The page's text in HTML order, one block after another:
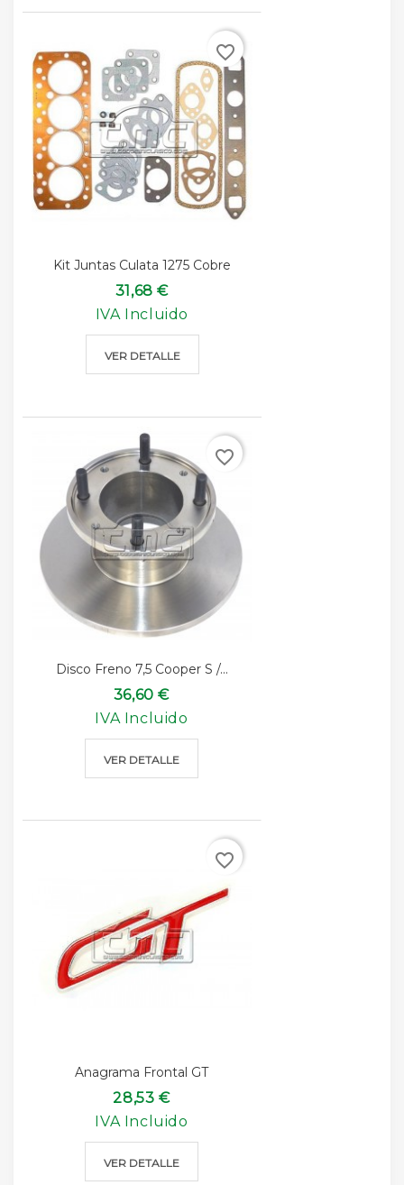
Kit Juntas Culata 1275 Cobre
31,68 €
IVA Incluido
VER DETALLE
favorite_border
Disco Freno 7,5 Cooper S /...
36,60 €
IVA Incluido
VER DETALLE
favorite_border
Anagrama Frontal GT
28,53 €
IVA Incluido
VER DETALLE
favorite_border